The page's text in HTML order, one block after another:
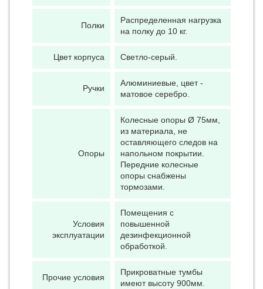
Полки
Распределенная нагрузка
на полку до 10 кг.
Цвет корпуса Светло-серый.
Ручки
Алюминиевые, цвет -
матовое серебро.
Опоры
Колесные опоры Ø 75мм,
из материала, не
оставляющего следов на
напольном покрытии.
Передние колесные
опоры снабжены
тормозами.
Условия
эксплуатации
Помещения с
повышенной
дезинфекционной
обработкой.
Прочие условия
Прикроватные тумбы
имеют высоту 900мм.